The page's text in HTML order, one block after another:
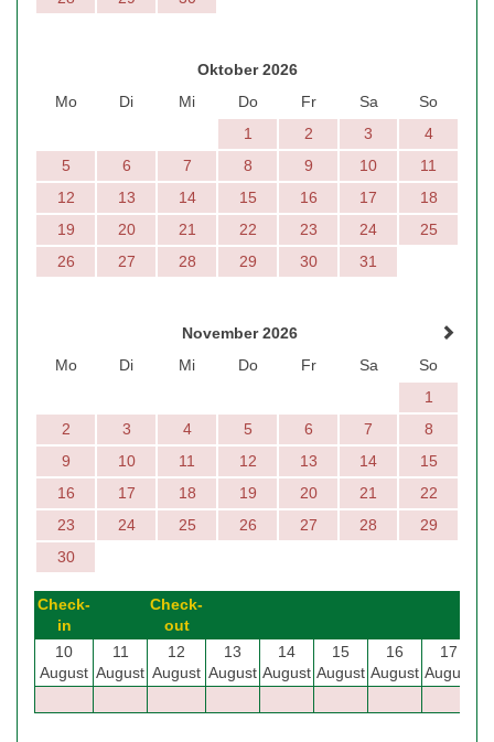
Oktober 2026
Mo
Di Mi Do Fr Sa
So
1
2 3
4
5
6 7 8 9 10
11
12
13 14 15 16 17
18
19
20 21 22 23 24
25
26
27 28 29 30 31
November 2026
Mo
Di Mi Do Fr Sa
So
1
2
3 4 5 6 7
8
9
10 11 12 13 14
15
16
17 18 19 20 21
22
23
24 25 26 27 28
29
30
Check-
in
Check-
out
10
August
11
August
12
August
13
August
14
August
15
August
16
August
17
August